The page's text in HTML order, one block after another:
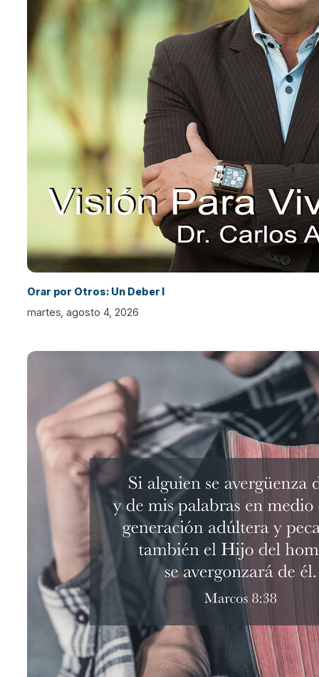
Orar por Otros: Un Deber I
martes, agosto 4, 2026